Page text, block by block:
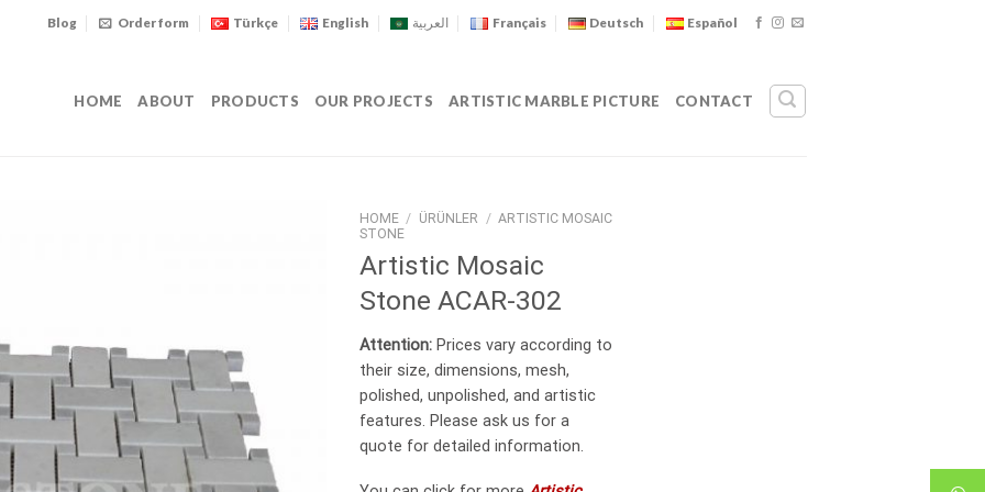
Blog Order form Türkçe English العربية Français Deutsch Español
HOME ABOUT PRODUCTS OUR PROJECTS ARTISTIC MARBLE PICTURE CONTACT
HOME / ÜRÜNLER / ARTISTIC MOSAIC
STONE
Artistic Mosaic
Stone ACAR-302
Attention:Prices vary according to
their size, dimensions, mesh,
polished, unpolished, and artistic
features. Please ask us for a
quote for detailed information.